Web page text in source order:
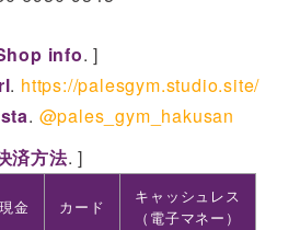
info. ]
. https://palesgym.studio.site/
. @pales_gym_hakusan
済方法. ]
現金 カード
キャッシュレス
（電子マネー）